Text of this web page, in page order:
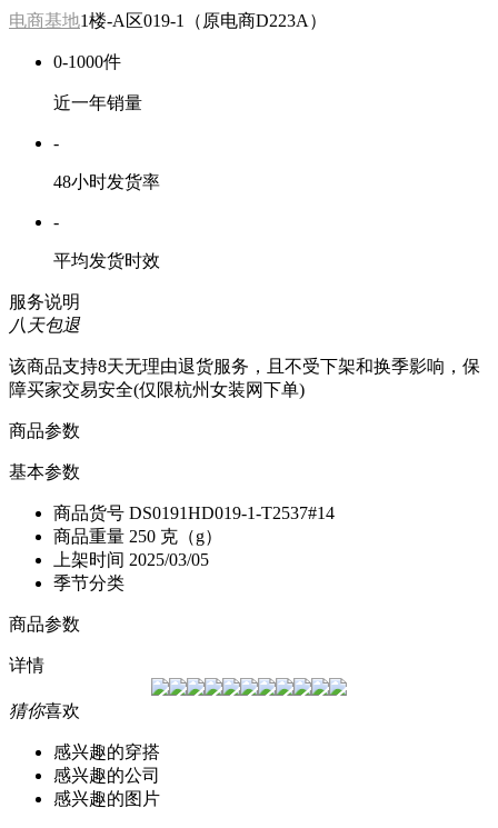
电商基地1楼-A区019-1（原电商D223A）
0-1000件
近一年销量
-
48小时发货率
-
平均发货时效
服务说明
八天包退
该商品支持8天无理由退货服务，且不受下架和换季影响，保
障买家交易安全(仅限杭州女装网下单)
商品参数
基本参数
商品货号 DS0191HD019-1-T2537#14
商品重量 250 克（g）
上架时间 2025/03/05
季节分类
商品参数
详情
猜你喜欢
感兴趣的穿搭
感兴趣的公司
感兴趣的图片